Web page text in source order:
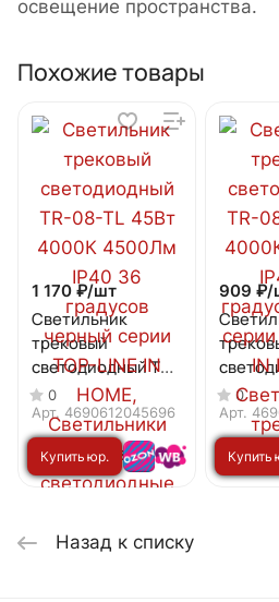
освещение пространства.
Похожие товары
1 170 ₽/шт
Светильник
трековый
светодиодный TR-
08-TL 45Вт 4000К
4500Лм IP40 36
градусов черный
серии TOP-LINE IN
HOME
0
Арт. 4690612045696
Купить юр.
909 ₽/
08-TL
3500Лм
серии
HOME
0
Арт.
Купить
Назад к списку